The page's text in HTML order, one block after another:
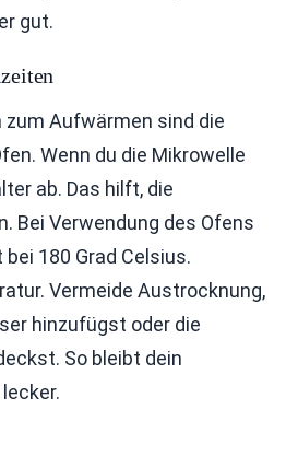
gut.
Aufwärmen sind die
Wenn du die Mikrowelle
ab. Das hilft, die
Bei Verwendung des Ofens
180 Grad Celsius.
Vermeide Austrocknung,
hinzufügst oder die
So bleibt dein